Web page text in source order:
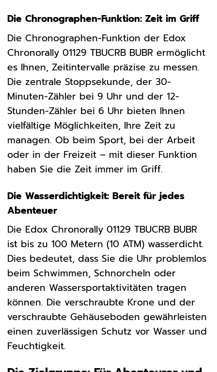
Die Chronographen-Funktion: Zeit im Griff
Die Chronographen-Funktion der Edox
Chronorally 01129 TBUCRB BUBR ermöglicht
es Ihnen, Zeitintervalle präzise zu messen.
Die zentrale Stoppsekunde, der 30-
Minuten-Zähler bei 9 Uhr und der 12-
Stunden-Zähler bei 6 Uhr bieten Ihnen
vielfältige Möglichkeiten, Ihre Zeit zu
managen. Ob beim Sport, bei der Arbeit
oder in der Freizeit – mit dieser Funktion
haben Sie die Zeit immer im Griff.
Die Wasserdichtigkeit: Bereit für jedes
Abenteuer
Die Edox Chronorally 01129 TBUCRB BUBR
ist bis zu 100 Metern (10 ATM) wasserdicht.
Dies bedeutet, dass Sie die Uhr problemlos
beim Schwimmen, Schnorcheln oder
anderen Wassersportaktivitäten tragen
können. Die verschraubte Krone und der
verschraubte Gehäuseboden gewährleisten
einen zuverlässigen Schutz vor Wasser und
Feuchtigkeit.